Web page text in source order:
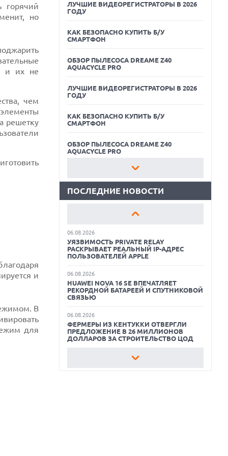
горячий
но
и их не
чем
решетку
и
В
для
ЛУЧШИЕ ВИДЕОРЕГИСТРАТОРЫ В 2026
ГОДУ
КАК БЕЗОПАСНО КУПИТЬ Б/У
СМАРТФОН
ОБЗОР ПЫЛЕСОСА DREAME Z40
AQUACYCLE PRO
ЛУЧШИЕ ВИДЕОРЕГИСТРАТОРЫ В 2026
ГОДУ
КАК БЕЗОПАСНО КУПИТЬ Б/У
СМАРТФОН
ОБЗОР ПЫЛЕСОСА DREAME Z40
AQUACYCLE PRO
ЛУЧШИЕ ВИДЕОРЕГИСТРАТОРЫ В 2026
КАК БЕЗОПАСНО КУПИТЬ Б/У
AQUACYCLE PRO
ЛУЧШИЕ ВИДЕОРЕГИСТРАТОРЫ В 2026
КАК БЕЗОПАСНО КУПИТЬ Б/У
СМАРТФОН
ОБЗОР ПЫЛЕСОСА DREAME Z40
AQUACYCLE PRO
ПОСЛЕДНИЕ НОВОСТИ
MOOVE ПРИВЛЕКЛА $250 МЛН ЧТОБЫ
СТАТЬ КЛЮЧЕВЫМ ОПЕРАТОРОМ
06.08.2026
MATEPAD PRO 2026 ТОЛЩИНОЙ 4,7 ММ И
06.08.2026
TROUVER ПРЕДСТАВИЛ НОВЫЕ
ЛИНЕЙКУ ТЕХНИКИ 2026 ГОДА
06.08.2026
УЯЗВИМОСТЬ PRIVATE RELAY
РАСКРЫВАЕТ РЕАЛЬНЫЙ IP-АДРЕС
ПОЛЬЗОВАТЕЛЕЙ APPLE
06.08.2026
HUAWEI NOVA 16 SE ВПЕЧАТЛЯЕТ
РЕКОРДНОЙ БАТАРЕЕЙ И СПУТНИКОВОЙ
СВЯЗЬЮ
06.08.2026
ФЕРМЕРЫ ИЗ КЕНТУККИ ОТВЕРГЛИ
ПРЕДЛОЖЕНИЕ В 26 МИЛЛИОНОВ
ДОЛЛАРОВ ЗА СТРОИТЕЛЬСТВО ЦОД